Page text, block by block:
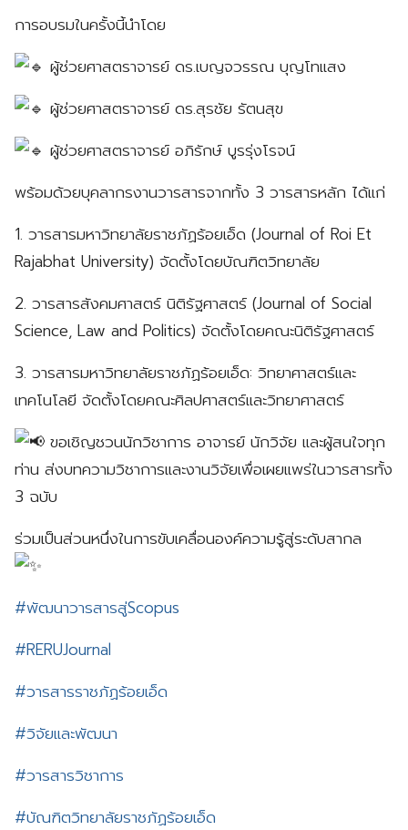
การอบรมในครั้งนี้นำโดย
ผู้ช่วยศาสตราจารย์ ดร.เบญจวรรณ บุญโทแสง
ผู้ช่วยศาสตราจารย์ ดร.สุรชัย รัตนสุข
ผู้ช่วยศาสตราจารย์ อภิรักษ์ บูรรุ่งโรจน์
พร้อมด้วยบุคลากรงานวารสารจากทั้ง 3 วารสารหลัก ได้แก่
1. วารสารมหาวิทยาลัยราชภัฏร้อยเอ็ด (Journal of Roi Et
Rajabhat University) จัดตั้งโดยบัณฑิตวิทยาลัย
2. วารสารสังคมศาสตร์ นิติรัฐศาสตร์ (Journal of Social
Science, Law and Politics) จัดตั้งโดยคณะนิติรัฐศาสตร์
3. วารสารมหาวิทยาลัยราชภัฏร้อยเอ็ด: วิทยาศาสตร์และ
เทคโนโลยี จัดตั้งโดยคณะศิลปศาสตร์และวิทยาศาสตร์
ขอเชิญชวนนักวิชาการ อาจารย์ นักวิจัย และผู้สนใจทุก
ท่าน ส่งบทความวิชาการและงานวิจัยเพื่อเผยแพร่ในวารสารทั้ง
3 ฉบับ
ร่วมเป็นส่วนหนึ่งในการขับเคลื่อนองค์ความรู้สู่ระดับสากล
#พัฒนาวารสารสู่Scopus
#RERUJournal
#วารสารราชภัฏร้อยเอ็ด
#วิจัยและพัฒนา
#วารสารวิชาการ
#บัณฑิตวิทยาลัยราชภัฏร้อยเอ็ด